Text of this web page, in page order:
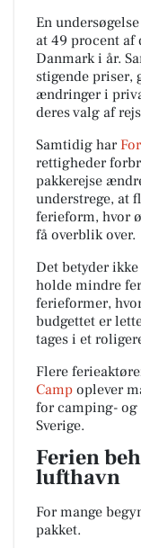
En
at 49 procent af
Danmark i år.
stigende priser,
ændringer i
deres valg af
Samtidig har
rettigheder
pakkerejse
understrege, at
ferieform, hvor
få overblik over.
Det betyder
holde mindre
ferieformer,
budgettet er
tages i et
Flere
Camp oplever
for camping-
Sverige.
Ferien
lufthavn
For mange
pakket.